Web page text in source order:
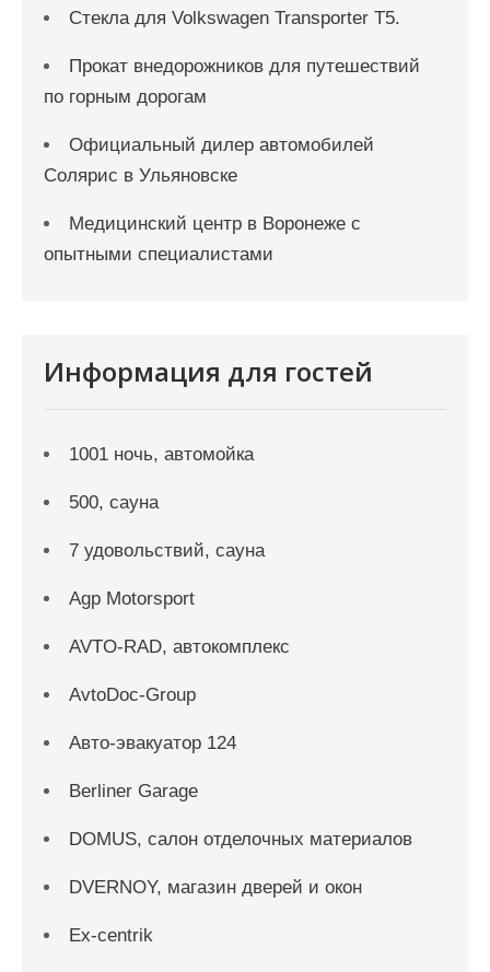
Стекла для Volkswagen Transporter T5.
Прокат внедорожников для путешествий
по горным дорогам
Официальный дилер автомобилей
Солярис в Ульяновске
Медицинский центр в Воронеже с
опытными специалистами
Информация для гостей
1001 ночь, автомойка
500, сауна
7 удовольствий, сауна
Agp Motorsport
AVTO-RAD, автокомплекс
AvtoDoc-Group
Aвто-эвакуатор 124
Berliner Garage
DOMUS, салон отделочных материалов
DVERNOY, магазин дверей и окон
Ex-centrik